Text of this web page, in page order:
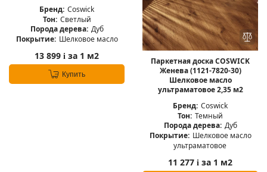
Бренд: Coswick
Тон: Светлый
Порода дерева: Дуб
Покрытие: Шелковое масло
13 899 i за 1 м2
Купить
Паркетная доска COSWICK
Женева (1121-7820-30)
Шелковое масло
ультраматовое 2,35 м2
Бренд: Coswick
Тон: Темный
Порода дерева: Дуб
Покрытие: Шелковое масло
ультраматовое
11 277 i за 1 м2